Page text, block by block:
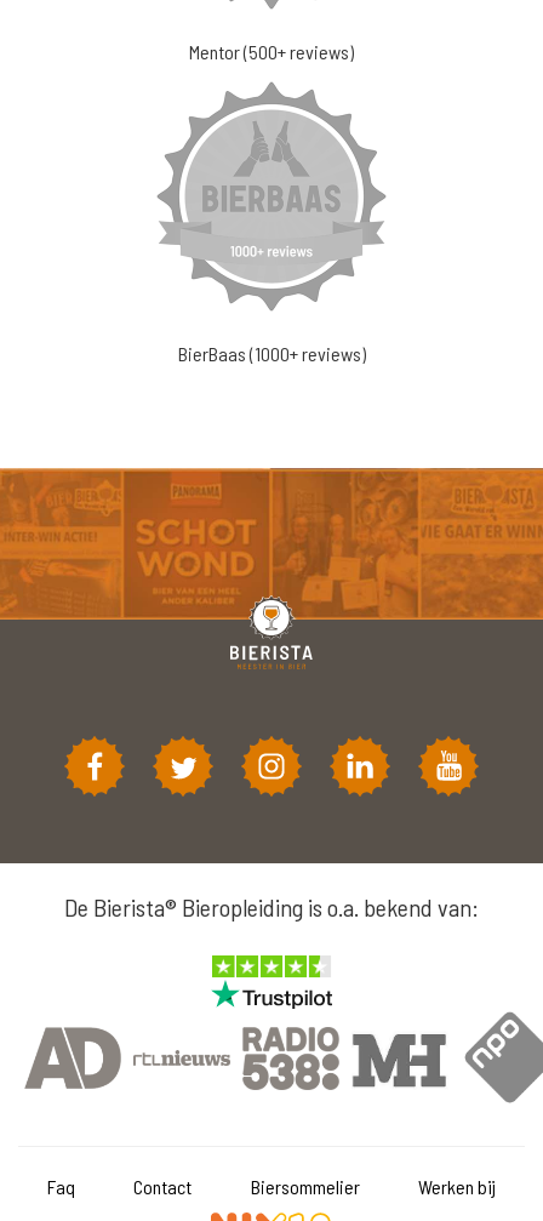
Mentor (500+ reviews)
BierBaas (1000+ reviews)
De Bierista® Bieropleiding is o.a. bekend van:
Faq Contact Biersommelier Werken bij